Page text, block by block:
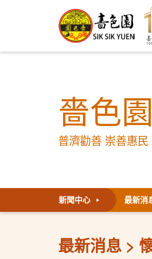
嗇色園
普濟勸善 崇善惠民
新聞中心 最新消
最新消息